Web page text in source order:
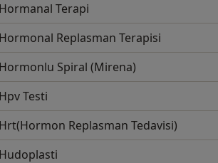
Hormanal Terapi
Hormonal Replasman Terapisi
Hormonlu Spiral (Mirena)
Hpv Testi
Hrt(Hormon Replasman Tedavisi)
Hudoplasti